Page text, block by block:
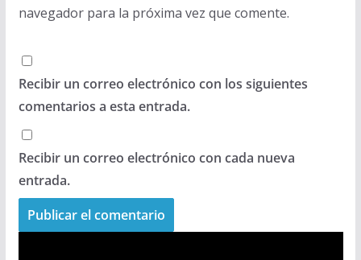
navegador para la próxima vez que comente.
Recibir un correo electrónico con los siguientes
comentarios a esta entrada.
Recibir un correo electrónico con cada nueva
entrada.